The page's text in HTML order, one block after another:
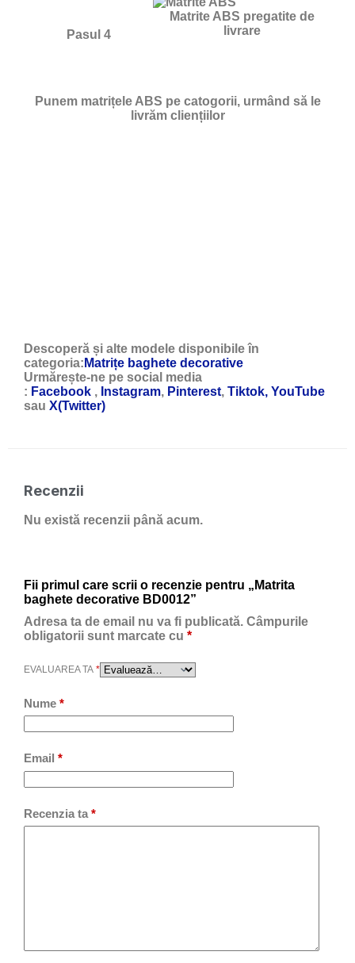
Matrite ABS pregatite de
livrare
Pasul 4
Punem matrițele ABS pe catogorii, urmând să le
livrăm cliențiilor
Descoperă și alte modele disponibile în
categoria: Matrițe baghete decorative
Urmărește-ne pe social media
: Facebook , Instagram, Pinterest, Tiktok, YouTube
sau X(Twitter)
Recenzii
Nu există recenzii până acum.
Fii primul care scrii o recenzie pentru „Matrita
baghete decorative BD0012”
Adresa ta de email nu va fi publicată. Câmpurile
obligatorii sunt marcate cu *
EVALUAREA TA *
Nume *
Email *
Recenzia ta *